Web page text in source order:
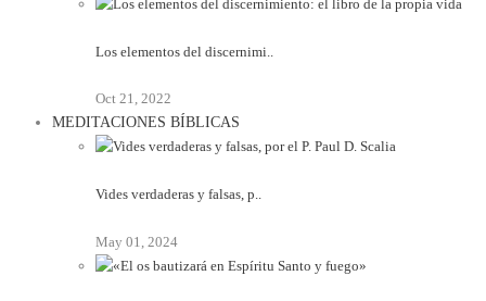
Los elementos del discernimi..
Oct 21, 2022
MEDITACIONES BÍBLICAS
Vides verdaderas y falsas, p..
May 01, 2024